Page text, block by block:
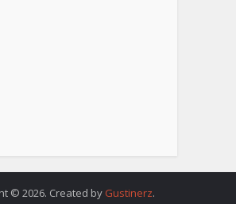
© 2026. Created by Gustinerz.